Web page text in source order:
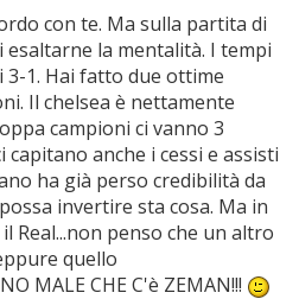
con te. Ma sulla partita di
la mentalità. I tempi
1. Hai fatto due ottime
Il chelsea è nettamente
campioni ci vanno 3
capitano anche i cessi e assisti
ha già perso credibilità da
invertire sta cosa. Ma in
Real...non penso che un altro
quello
MALE CHE C'è ZEMAN!!!